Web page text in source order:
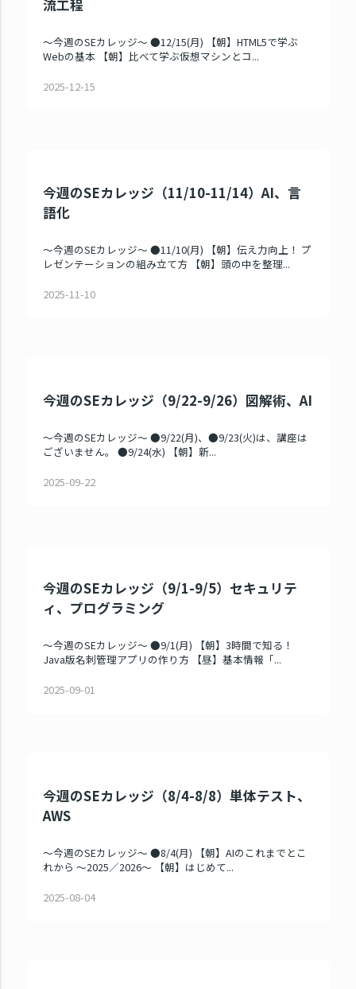
流工程
～今週のSEカレッジ～ ●12/15(月) 【朝】HTML5で学ぶ
Webの基本 【朝】比べて学ぶ仮想マシンとコ...
2025-12-15
今週のSEカレッジ（11/10-11/14）AI、言
語化
～今週のSEカレッジ～ ●11/10(月) 【朝】伝え力向上！ プ
レゼンテーションの組み立て方 【朝】頭の中を整理...
2025-11-10
今週のSEカレッジ（9/22-9/26）図解術、AI
～今週のSEカレッジ～ ●9/22(月)、●9/23(火)は、講座は
ございません。 ●9/24(水) 【朝】新...
2025-09-22
今週のSEカレッジ（9/1-9/5）セキュリテ
ィ、プログラミング
～今週のSEカレッジ～ ●9/1(月) 【朝】3時間で知る！
Java版名刺管理アプリの作り方 【昼】基本情報「...
2025-09-01
今週のSEカレッジ（8/4-8/8）単体テスト、
AWS
～今週のSEカレッジ～ ●8/4(月) 【朝】AIのこれまでとこ
れから ～2025／2026～ 【朝】はじめて...
2025-08-04